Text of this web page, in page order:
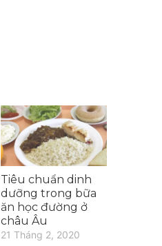
Tiêu chuẩn dinh
dưỡng trong bữa
ăn học đường ở
châu Âu
21 Tháng 2, 2020